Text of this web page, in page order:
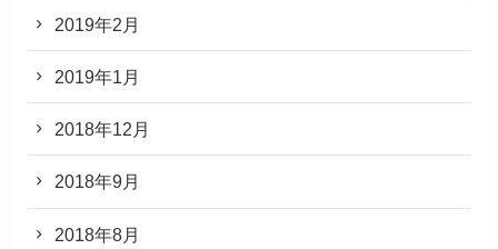
2019年2月
2019年1月
2018年12月
2018年9月
2018年8月